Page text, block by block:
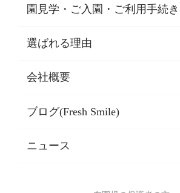
園見学・ご入園・ご利用手続き
園見学・ご入園・ご利用手続き
東京都認証保育所空き状況
選ばれる理由
選ばれる理由一覧
乳児期・幼児期・
バイリンガル保育園
会社概要
会社概要
ブログ(Fresh Smile)
ニュース